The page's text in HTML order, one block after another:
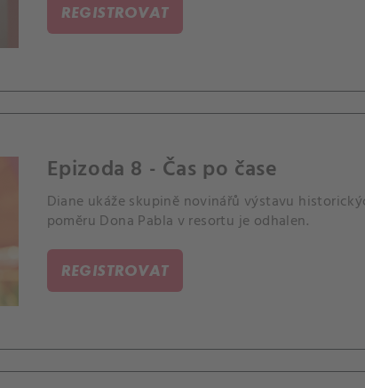
REGISTROVAT
Epizoda 8 - Čas po čase
Diane ukáže skupině novinářů výstavu
poměru Dona Pabla v resortu je odhalen.
REGISTROVAT